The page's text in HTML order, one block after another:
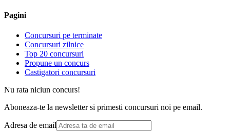
Pagini
Concursuri pe terminate
Concursuri zilnice
Top 20 concursuri
Propune un concurs
Castigatori concursuri
Nu rata niciun concurs!
Aboneaza-te la newsletter si primesti concursuri noi pe email.
Adresa de email